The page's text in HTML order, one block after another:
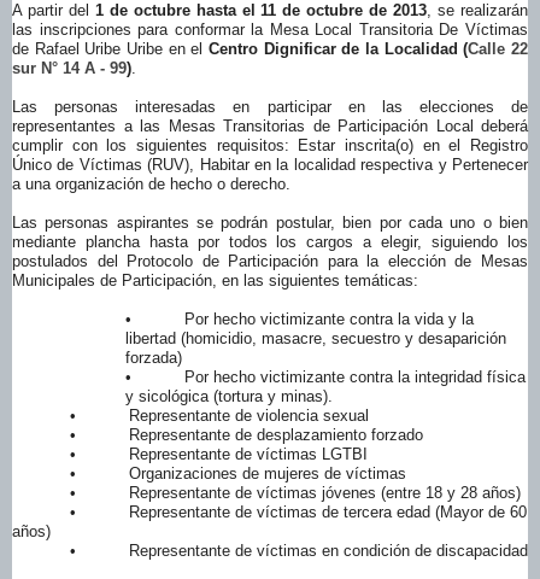
A partir del 1 de octubre hasta el 11 de octubre de 2013, se realizarán
las inscripciones para conformar la Mesa Local Transitoria De Víctimas
de Rafael Uribe Uribe en el Centro Dignificar de la Localidad (Calle 22
sur N° 14 A - 99).
Las personas interesadas en participar en las elecciones de
representantes a las Mesas Transitorias de Participación Local deberá
cumplir con los siguientes requisitos: Estar inscrita(o) en el Registro
Único de Víctimas (RUV), Habitar en la localidad respectiva y Pertenecer
a una organización de hecho o derecho.
Las personas aspirantes se podrán postular, bien por cada uno o bien
mediante plancha hasta por todos los cargos a elegir, siguiendo los
postulados del Protocolo de Participación para la elección de Mesas
Municipales de Participación, en las siguientes temáticas:
• Por hecho victimizante contra la vida y la
libertad (homicidio, masacre, secuestro y desaparición
forzada)
• Por hecho victimizante contra la integridad física
y sicológica (tortura y minas).
• Representante de violencia sexual
• Representante de desplazamiento forzado
• Representante de víctimas LGTBI
• Organizaciones de mujeres de víctimas
• Representante de víctimas jóvenes (entre 18 y 28 años)
• Representante de víctimas de tercera edad (Mayor de 60
años)
• Representante de víctimas en condición de discapacidad